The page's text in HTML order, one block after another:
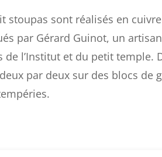
stoupas sont réalisés en
par Gérard Guinot, un
de l’Institut et du petit temple.
par deux sur des blocs